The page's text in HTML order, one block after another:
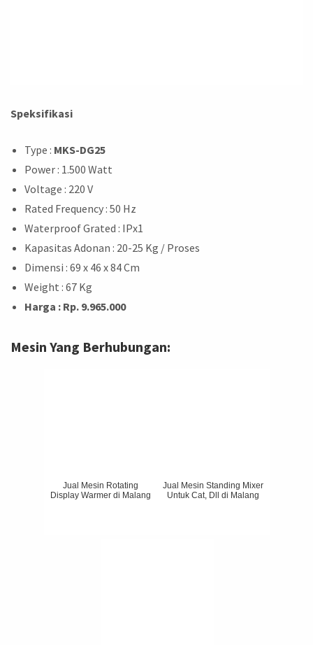
Speksifikasi
Type : MKS-DG25
Power : 1.500 Watt
Voltage : 220 V
Rated Frequency : 50 Hz
Waterproof Grated : IPx1
Kapasitas Adonan : 20-25 Kg / Proses
Dimensi : 69 x 46 x 84 Cm
Weight : 67 Kg
Harga : Rp. 9.965.000
Mesin Yang Berhubungan:
Jual Mesin Rotating
Display Warmer di Malang
Jual Mesin Standing Mixer
Untuk Cat, Dll di Malang